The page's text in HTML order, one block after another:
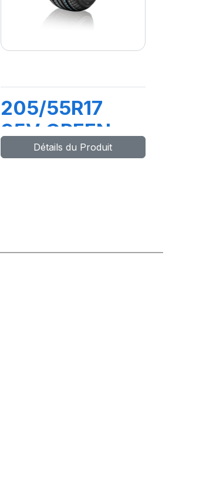
205/55R17
95V GREEN
MAX HP010
Détails du Produit